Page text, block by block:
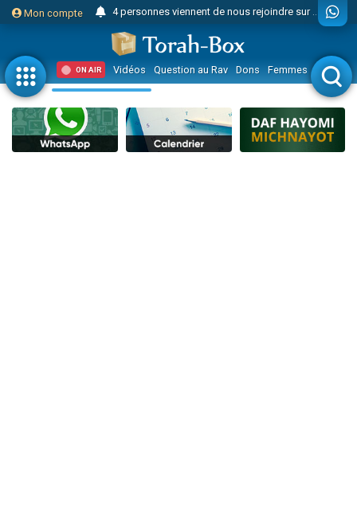
Mon compte
Il reste 49 places pour étudier en groupe sur Zoom
23 personnes viennent de faire un don pour Diane, 80 ans, dans un appartement insalubre
Eva vient de donner son Maasser
4 personnes viennent de nous rejoindre sur WhatsApp
3 personnes viennent de nous rejoindre sur WhatsApp
3 personnes viennent de faire un don pour 5 jours de vacances aux Orphelins
Odaya vient de donner son Maasser
ON AIR Vidéos Question au Rav Dons Femmes Enfants